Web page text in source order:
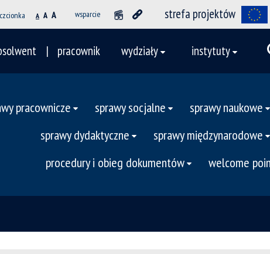
czcionka A A A wsparcie strefa projektów
pracownik wydziały instytuty
pracownicze sprawy socjalne
sprawy naukowe
sprawy dydaktyczne
sprawy międzynarodowe
procedury i obieg dokumentów
welcome